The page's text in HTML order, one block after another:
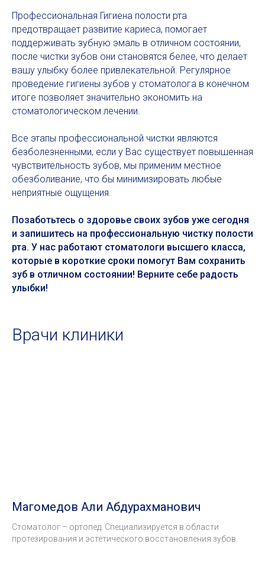
Профессиональная Гигиена полости рта
предотвращает развитие кариеса, помогает
поддерживать зубную эмаль в отличном состоянии,
после чистки зубов они становятся белее, что делает
вашу улыбку более привлекательной. Регулярное
проведение гигиены зубов у стоматолога в конечном
итоге позволяет значительно экономить на
стоматологическом лечении.
Все этапы профессиональной чистки являются
безболезненными, если у Вас существует повышенная
чувствительность зубов, мы применим местное
обезболивание, что бы минимизировать любые
неприятные ощущения.
Позаботьтесь о здоровье своих зубов уже сегодня
и запишитесь на профессиональную чистку полости
рта. У нас работают стоматологи высшего класса,
которые в короткие сроки помогут Вам сохранить
зуб в отличном состоянии! Верните себе радость
улыбки!
Врачи клиники
Магомедов Али Абдурахманович
Стоматолог – ортопед. Специализируется в области
протезирования и эстетического восстановления зубов.